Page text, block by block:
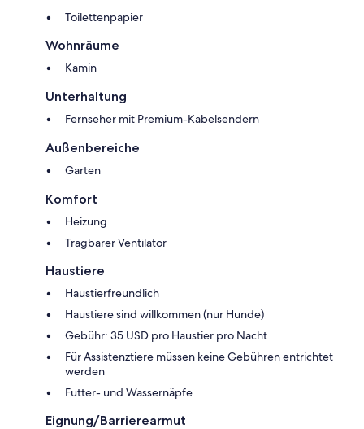
Toilettenpapier
Wohnräume
Kamin
Unterhaltung
Fernseher mit Premium-Kabelsendern
Außenbereiche
Garten
Komfort
Heizung
Tragbarer Ventilator
Haustiere
Haustierfreundlich
Haustiere sind willkommen (nur Hunde)
Gebühr: 35 USD pro Haustier pro Nacht
Für Assistenztiere müssen keine Gebühren entrichtet
werden
Futter- und Wassernäpfe
Eignung/Barrierearmut